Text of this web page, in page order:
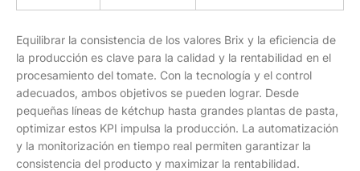
Equilibrar la consistencia de los valores Brix y la eficiencia de
la producción es clave para la calidad y la rentabilidad en el
procesamiento del tomate. Con la tecnología y el control
adecuados, ambos objetivos se pueden lograr. Desde
pequeñas líneas de kétchup hasta grandes plantas de pasta,
optimizar estos KPI impulsa la producción. La automatización
y la monitorización en tiempo real permiten garantizar la
consistencia del producto y maximizar la rentabilidad.